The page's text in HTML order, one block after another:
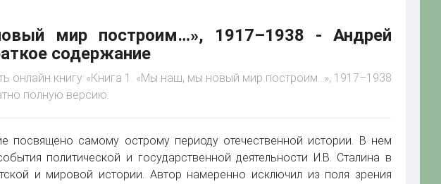
мир построим…», 1917–1938 - Андрей
содержание
онлайн книгу «Книга 1. «Мы наш, мы новый мир построим…», 1917–1938
полную версию:
посвящено самому острому периоду отечественной истории. В нем
политической и государственной деятельности И.В. Сталина в
и мировой истории. Автор намеренно исключил из поля зрения